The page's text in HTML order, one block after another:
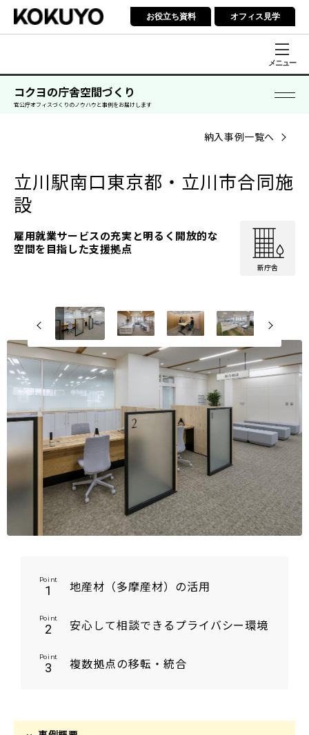
お役立ち資料 オフィス見学
メニュー
コクヨの庁舎空間づくり
官公庁オフィスづくりのノウハウと事例をお届けします
納入事例一覧へ
立川駅南口東京都・立川市合同施
設
雇用就業サービスの充実と明るく開放的な
空間を目指した支援拠点
新庁舎
Point
1 地産材（多摩産材）の活用
Point
2 安心して相談できるプライバシー環境
Point
3 複数拠点の移転・統合